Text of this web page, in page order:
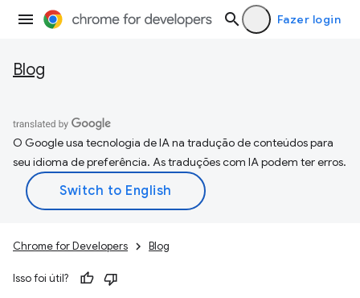
Fazer login
Blog
O Google usa tecnologia de IA na tradução de conteúdos para
seu idioma de preferência. As traduções com IA podem ter erros.
Chrome for Developers Blog
Isso foi útil?